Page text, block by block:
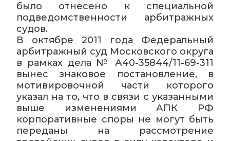
было отнесено к специальной
подведомственности арбитражных
судов.
В октябре 2011 года Федеральный
арбитражный суд Московского округа
в рамках дела № А40-35844/11-69-311
вынес знаковое постановление, в
мотивировочной части которого
указал на то, что в связи с указанными
выше изменениями АПК РФ
корпоративные споры не могут быть
переданы на рассмотрение